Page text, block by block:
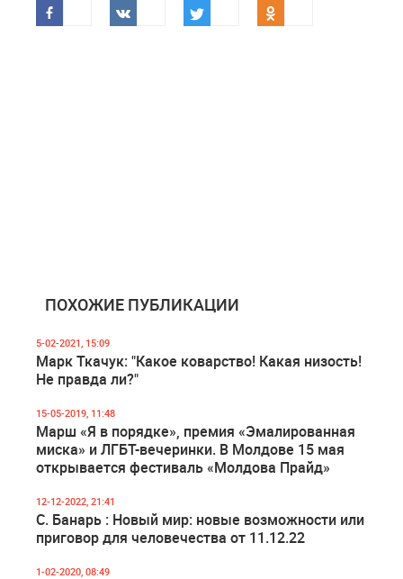
ПОХОЖИЕ ПУБЛИКАЦИИ
5-02-2021, 15:09
Марк Ткачук: "Какое коварство! Какая низость!
Не правда ли?"
15-05-2019, 11:48
Марш «Я в порядке», премия «Эмалированная
миска» и ЛГБТ-вечеринки. В Молдове 15 мая
открывается фестиваль «Молдова Прайд»
12-12-2022, 21:41
С. Банарь : Новый мир: новые возможности или
приговор для человечества от 11.12.22
1-02-2020, 08:49